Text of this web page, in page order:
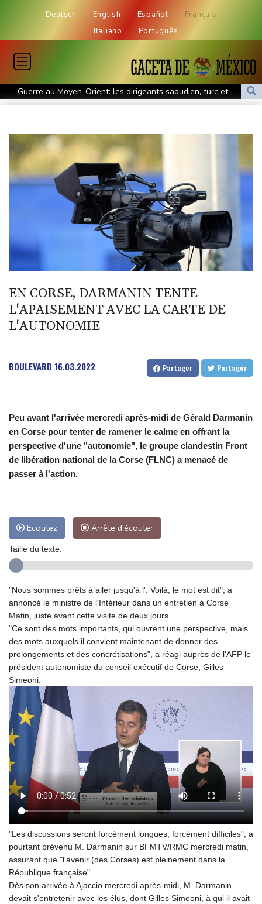
Deutsch English Español
Français
Italiano
Português
Guerre au Moyen-Orient: les dirigeants saoudien, turc et
pakistanais en sommet à Jeddah
d'une transition
Mineurs et réseaux sociaux: Meta sommé de verser près d'un
milliard de dollars au Nouveau-Mexique
Crise à la Fifa: l'UEFA maintient la pression sur Infantino, l'Afrique
Argentine: heurts entre police et manifestants hostiles à un
projet de loi sur la propriété privée
Yémen: au moins 58 soldats morts dans des attaques des
rebelles houthis
Colombie: investiture du président de la Espriella, allié de Trump
en guerre contre le narcotrafic
Marchés: retour de la nervosité sur le Moyen-Orient, l'Europe
inquiètent
EN CORSE, DARMANIN TENTE
L'APAISEMENT AVEC LA CARTE DE
L'AUTONOMIE
BOULEVARD 16.03.2022 Partager Partager
Peu avant l'arrivée mercredi après-midi de Gérald Darmanin
en Corse pour tenter de ramener le calme en offrant la
perspective d'une "autonomie", le groupe clandestin Front
de libération national de la Corse (FLNC) a menacé de
passer à l'action.
Ecoutez Arrête d'écouter
Taille du texte:
"Nous sommes prêts à aller jusqu'à l'. Voilà, le mot est dit", a
annoncé le ministre de l'Intérieur dans un entretien à Corse
Matin, juste avant cette visite de deux jours.
"Ce sont des mots importants, qui ouvrent une perspective, mais
des mots auxquels il convient maintenant de donner des
prolongements et des concrétisations", a réagi auprès de l'AFP le
président autonomiste du conseil exécutif de Corse, Gilles
Simeoni.
"Les discussions seront forcément longues, forcément difficiles", a
pourtant prévenu M. Darmanin sur BFMTV/RMC mercredi matin,
assurant que "l'avenir (des Corses) est pleinement dans la
République française".
Dès son arrivée à Ajaccio mercredi après-midi, M. Darmanin
devait s'entretenir avec les élus, dont Gilles Simeoni, à qui il avait